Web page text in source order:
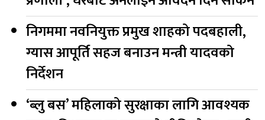
निगममा नवनियुक्त प्रमुख शाहको पदबहाली,
ग्यास आपूर्ति सहज बनाउन मन्त्री यादवको
निर्देशन
‘ब्लु बस’ महिलाको सुरक्षाका लागि आवश्यक